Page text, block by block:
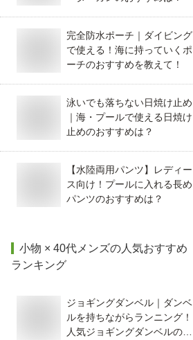
完全防水ポーチ｜ダイビング
で使える！海に持っていくポ
ーチのおすすめを教えて！
泳いでも落ちない日焼け止め
｜海・プールで使える日焼け
止めのおすすめは？
【水陸両用パンツ】レディー
ス向け！プールに入れる長め
パンツのおすすめは？
小物 × 40代メンズの人気おすすめ
ランキング
ジョギングダンベル｜ダンベ
ルを持ちながらランニング！
人気ジョギングダンベルのお